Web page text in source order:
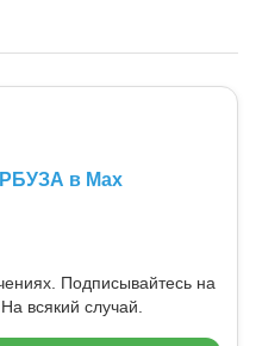
в Max
Подписывайтесь на
всякий случай.